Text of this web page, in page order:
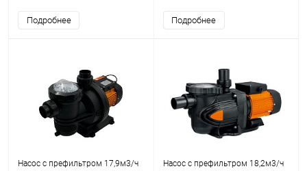
Подробнее Подробнее
Насос с префильтром 17,9м3/ч Насос с префильтром 18,2м3/ч